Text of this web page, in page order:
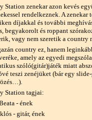
Station zenekar azon kevés
rendelkeznek. A
díjakkal és további
begyakorolt és roppant
vagy nem szeretik a country
country ez, hanem
amely az egyedi
szóló(gitár)játék miatt
teszi zenéjüket (bár egy
Station tagjai:
- ének
- gitár, ének